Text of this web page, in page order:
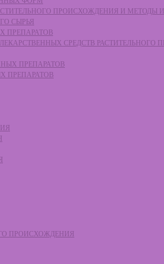
ПРОИСХОЖДЕНИЯ И МЕТОДЫ
СЫРЬЯ
ПРЕПАРАТОВ
СРЕДСТВ РАСТИТЕЛЬНОГО
ПРЕПАРАТОВ
ПРЕПАРАТОВ
ПРОИСХОЖДЕНИЯ